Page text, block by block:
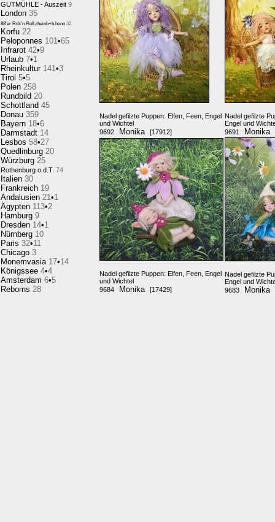
GUTMÜHLE - Auszeit 9
London 35
88'er Rck'n Roll,rheinb+b.honn 42
Korfu 22
Peloponnes 101•65
Infrarot 42•9
Urlaub 7•1
Rheinkultur 141•3
Tirol 5•5
Polen 258
Rundbild 20
Schottland 45
Donau 359
Bayern 18•6
Darmstadt 14
Lesbos 58•27
Quedlinburg 20
Würzburg 25
Rothenburg o.d.T. 74
Italien 30
Frankreich 19
Andalusien 21•1
Ägypten 113•2
Hamburg 9
Dresden 14•1
Nürnberg 10
Paris 32•11
Chicago 3
Monemvasia 17•14
Königssee 4•4
Amsterdam 6•5
Reborns 28
Nadel gefilzte Puppen: Elfen, Feen, Engel
und Wichtel
9692
Monika [17912]
Nadel gefilzte
Engel und
9691
Monika
Nadel gefilzte Puppen: Elfen, Feen, Engel
und Wichtel
9684
Monika [17429]
Nadel gefilzte
Engel und
9683
Monika